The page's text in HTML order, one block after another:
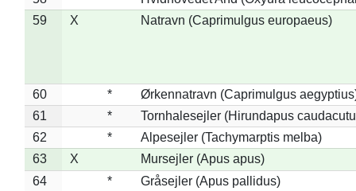
59
X Natravn (Caprimulgus europaeus)
60 *
Ørkennatravn (Caprimulgus
61
*
Tornhalesejler (Hirundapus
62
*
Alpesejler (Tachymarptis melba)
63
X
Mursejler (Apus apus)
64
*
Gråsejler (Apus pallidus)